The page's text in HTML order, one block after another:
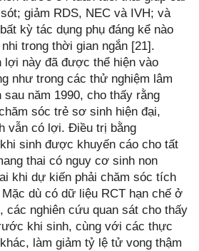
giảm RDS, NEC và IVH; và
kỳ tác dụng phụ đáng kể nào
trong thời gian ngắn [21].
lợi này đã được thể hiện vào
như trong các thử nghiệm lâm
năm 1990, cho thấy rằng
sóc trẻ sơ sinh hiện đại,
vẫn có lợi. Điều trị bằng
sinh được khuyến cáo cho tất
thai có nguy cơ sinh non
khi dự kiến phải chăm sóc tích
dù có dữ liệu RCT hạn chế ở
các nghiên cứu quan sát cho thấy
khi sinh, cùng với các thực
làm giảm tỷ lệ tử vong thậm